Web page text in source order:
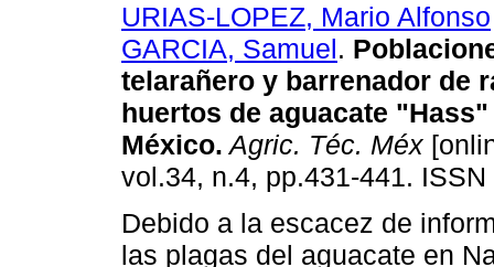
URIAS-LOPEZ, Mario Alfonso
GARCIA, Samuel.
telarañero y barrenador de
huertos de aguacate
México. Agric. Téc. Méx
vol.34, n.4, pp.431-441.
Debido a la escacez de
las plagas del aguacate en